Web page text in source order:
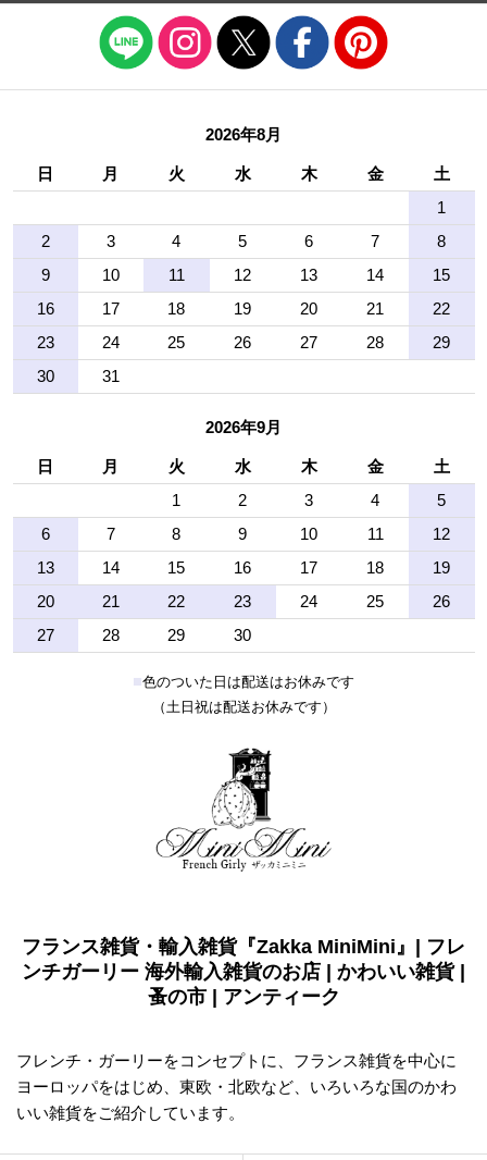
2026年8月
日 月 火 水 木 金
土
1
2
3 4 5 6 7
8
9
10 11 12 13 14
15
16
17 18 19 20 21
22
23
24 25 26 27 28
29
30
31
2026年9月
日 月 火 水 木 金
土
1
2 3 4
5
6
7 8 9 10 11
12
13
14 15 16 17 18
19
20
21 22 23 24 25
26
27
28 29 30
■色のついた日は配送はお休みです
（土日祝は配送お休みです）
フランス雑貨・輸入雑貨『Zakka MiniMini』| フレ
ンチガーリー 海外輸入雑貨のお店 | かわいい雑貨 |
蚤の市 | アンティーク
フレンチ・ガーリーをコンセプトに、フランス雑貨を中心に
ヨーロッパをはじめ、東欧・北欧など、いろいろな国のかわ
いい雑貨をご紹介しています。